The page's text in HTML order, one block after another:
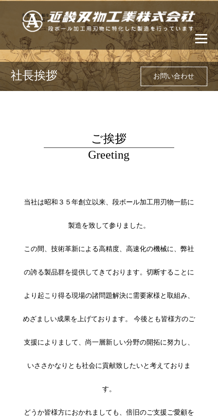
社長挨拶 お問い合わせ
ご挨拶
Greeting
当社は昭和３５年創立以来、段ボール加工用刃物一筋に
製造を致して参りました。
この間、技術革新による高精度、高速化の機械に、弊社
の誇る製品群を提供してきております。切断することに
より起こり得る現場の諸問題解決に需要家様と取組み、
めざましい成果を上げております。 今後とも皆様方のご
支援によりまして、尚一層新しい分野の開拓に努力し、
いささかなりとも社会に貢献致したいと考えておりま
す。
どうか皆様方におかれましても、倍旧のご支援ご愛顧を